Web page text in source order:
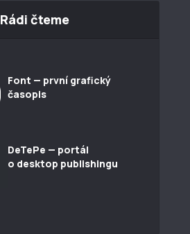
Rádi čteme
Font — první grafický
časopis
DeTePe — portál
o desktop publishingu